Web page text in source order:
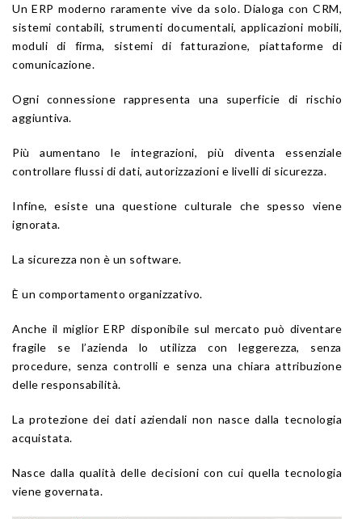
Un ERP moderno raramente vive da solo. Dialoga con CRM,
sistemi contabili, strumenti documentali, applicazioni mobili,
moduli di firma, sistemi di fatturazione, piattaforme di
comunicazione.
Ogni connessione rappresenta una superficie di rischio
aggiuntiva.
Più aumentano le integrazioni, più diventa essenziale
controllare flussi di dati, autorizzazioni e livelli di sicurezza.
Infine, esiste una questione culturale che spesso viene
ignorata.
La sicurezza non è un software.
È un comportamento organizzativo.
Anche il miglior ERP disponibile sul mercato può diventare
fragile se l’azienda lo utilizza con leggerezza, senza
procedure, senza controlli e senza una chiara attribuzione
delle responsabilità.
La protezione dei dati aziendali non nasce dalla tecnologia
acquistata.
Nasce dalla qualità delle decisioni con cui quella tecnologia
viene governata.